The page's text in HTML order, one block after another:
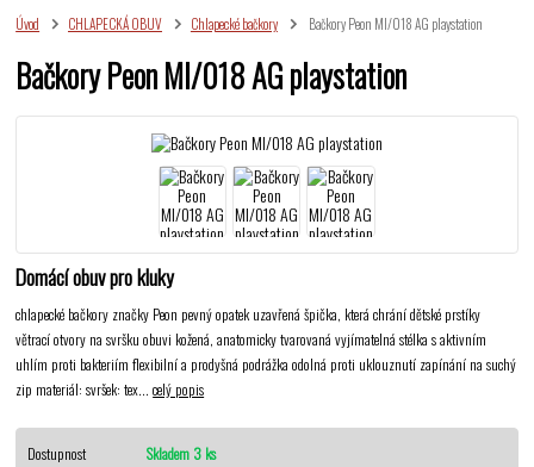
Úvod CHLAPECKÁ OBUV Chlapecké bačkory Bačkory Peon MI/018 AG playstation
Bačkory Peon MI/018 AG playstation
Domácí obuv pro kluky
chlapecké bačkory značky Peon pevný opatek uzavřená špička, která chrání dětské prstíky
větrací otvory na svršku obuvi kožená, anatomicky tvarovaná vyjímatelná stélka s aktivním
uhlím proti bakteriím flexibilní a prodyšná podrážka odolná proti uklouznutí zapínání na suchý
zip materiál: svršek: tex...celý popis
Dostupnost
Skladem 3 ks